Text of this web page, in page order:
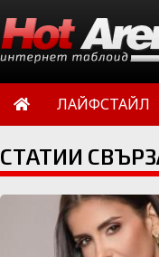
ЛАЙФСТАЙЛ
СТАТИИ